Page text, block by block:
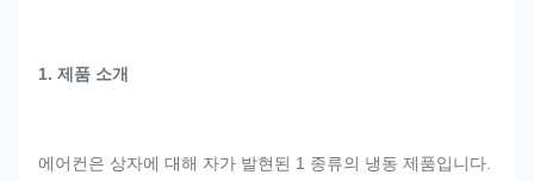
1. 제품 소개
에어컨은 상자에 대해 자가 발현된 1 종류의 냉동 제품입니다.